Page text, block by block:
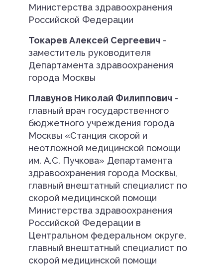
Министерства здравоохранения
Российской Федерации
Токарев Алексей Сергеевич -
заместитель руководителя
Департамента здравоохранения
города Москвы
Плавунов Николай Филиппович -
главный врач государственного
бюджетного учреждения города
Москвы «Станция скорой и
неотложной медицинской помощи
им. А.С. Пучкова» Департамента
здравоохранения города Москвы,
главный внештатный специалист по
скорой медицинской помощи
Министерства здравоохранения
Российской Федерации в
Центральном федеральном округе,
главный внештатный специалист по
скорой медицинской помощи